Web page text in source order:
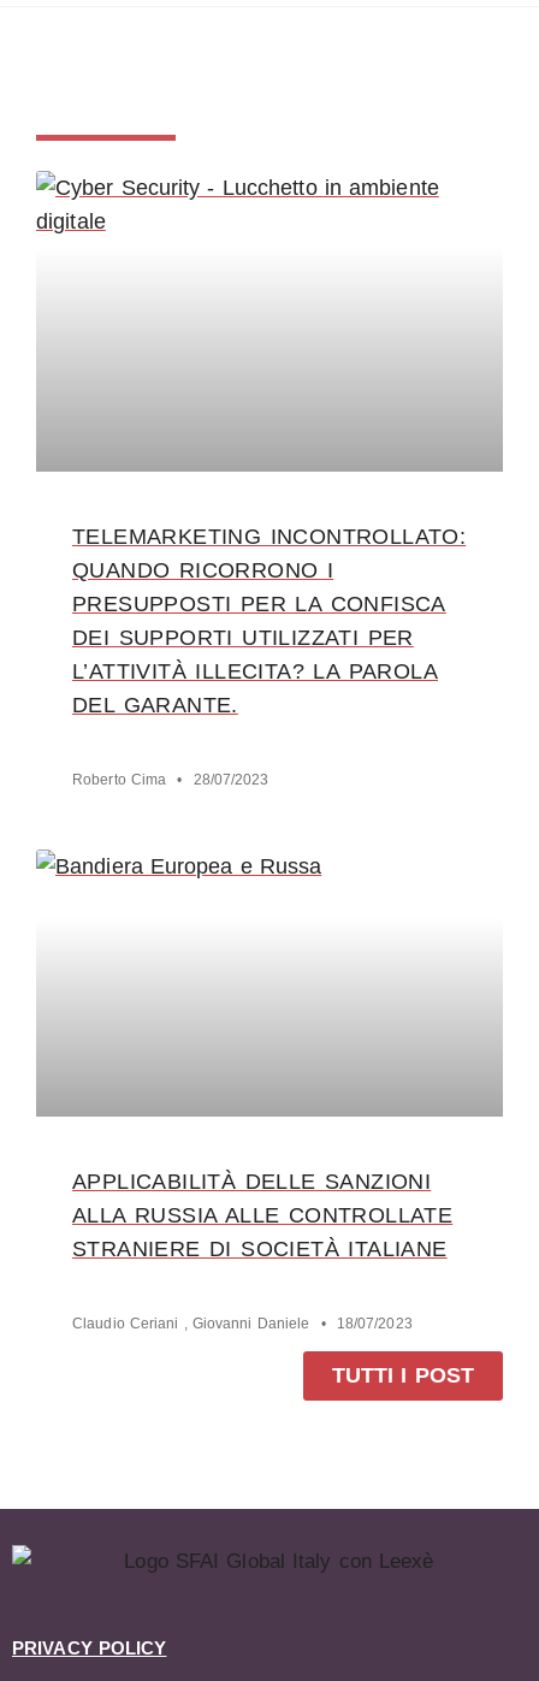
TELEMARKETING INCONTROLLATO:
QUANDO RICORRONO I
PRESUPPOSTI PER LA CONFISCA
DEI SUPPORTI UTILIZZATI PER
L’ATTIVITÀ ILLECITA? LA PAROLA
DEL GARANTE.
Roberto Cima 28/07/2023
APPLICABILITÀ DELLE SANZIONI
ALLA RUSSIA ALLE CONTROLLATE
STRANIERE DI SOCIETÀ ITALIANE
Claudio Ceriani , Giovanni Daniele 18/07/2023
TUTTI I POST
PRIVACY POLICY